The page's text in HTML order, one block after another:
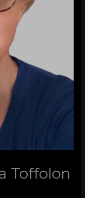
Toffolon